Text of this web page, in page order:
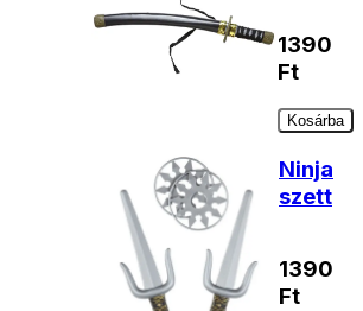
1390
Ft
Kosárba
Ninja
szett
1390
Ft